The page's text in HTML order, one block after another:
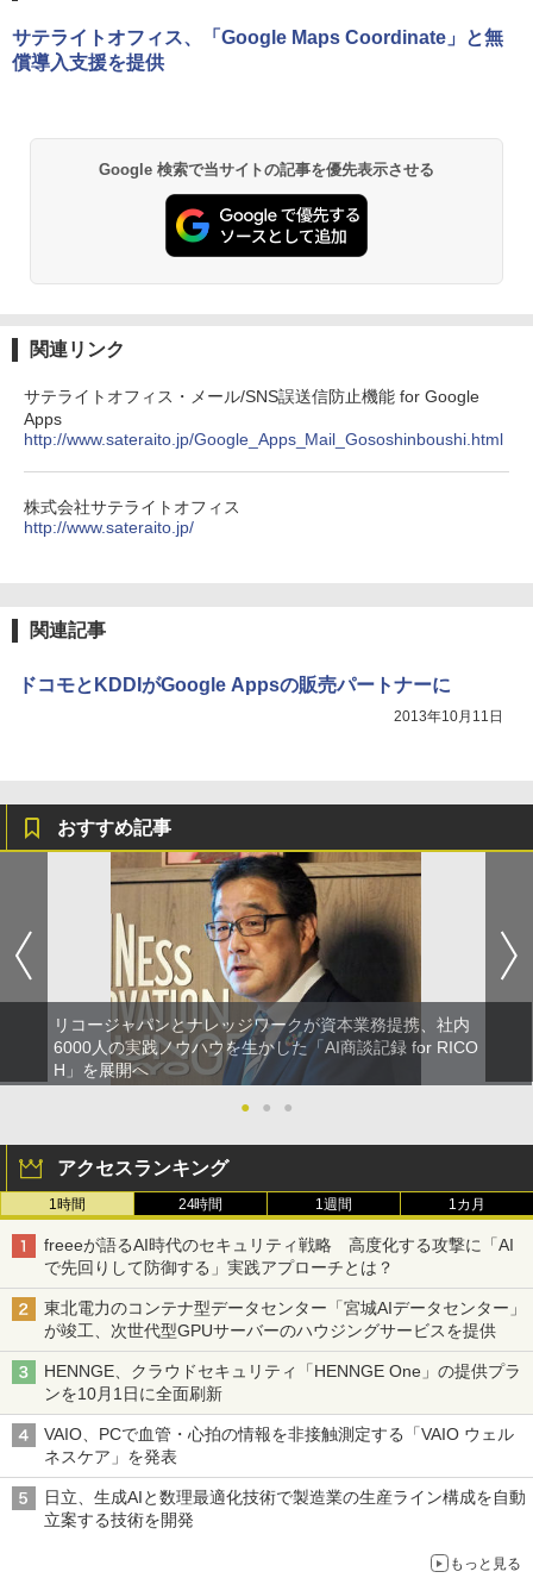
サテライトオフィス、「Google Maps Coordinate」と無
償導入支援を提供
Google 検索で当サイトの記事を優先表示させる
関連リンク
サテライトオフィス・メール/SNS誤送信防止機能 for Google
Apps
http://www.sateraito.jp/Google_Apps_Mail_Gososhinboushi.html
株式会社サテライトオフィス
http://www.sateraito.jp/
関連記事
ドコモとKDDIがGoogle Appsの販売パートナーに
2013年10月11日
おすすめ記事
リコージャパンとナレッジワークが資本業務提携、社内
6000人の実践ノウハウを生かした「AI商談記録 for RICO
H」を展開へ
●
● ●
アクセスランキング
1時間 24時間 1週間 1カ月
freeeが語るAI時代のセキュリティ戦略 高度化する攻撃に「AI
で先回りして防御する」実践アプローチとは？
東北電力のコンテナ型データセンター「宮城AIデータセンター」
が竣工、次世代型GPUサーバーのハウジングサービスを提供
HENNGE、クラウドセキュリティ「HENNGE One」の提供プラ
ンを10月1日に全面刷新
VAIO、PCで血管・心拍の情報を非接触測定する「VAIO ウェル
ネスケア」を発表
日立、生成AIと数理最適化技術で製造業の生産ライン構成を自動
立案する技術を開発
もっと見る